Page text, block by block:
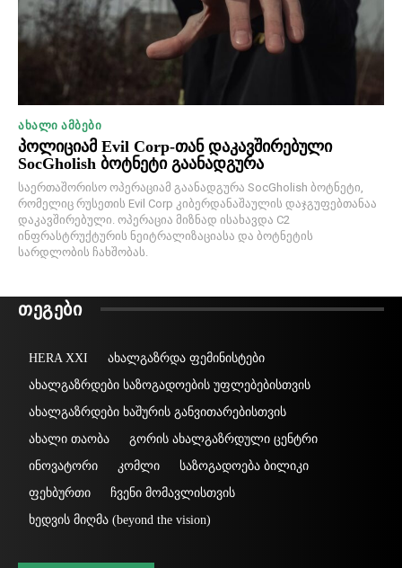
ᲐᲮᲐᲚᲘ ᲐᲛᲑᲔᲑᲘ
პოლიციამ Evil Corp-თან დაკავშირებული
SocGholish ბოტნეტი გაანადგურა
საერთაშორისო ოპერაციამ გაანადგურა SocGholish ბოტნეტი,
რომელიც რუსეთის Evil Corp კიბერდანაშაულის დაჯგუფებთანაა
დაკავშირებული. ოპერაცია მიზნად ისახავდა C2
ინფრასტრუქტურის ნეიტრალიზაციასა და ბოტნეტის
სარდლობის ჩახშობას.
ᲗᲔᲒᲔᲑᲘ
HERA XXI
ახალგაზრდა ფემინისტები
ახალგაზრდები საზოგადოების უფლებებისთვის
ახალგაზრდები ხაშურის განვითარებისთვის
ახალი თაობა
გორის ახალგაზრდული ცენტრი
ინოვატორი
კომლი
საზოგადოება ბილიკი
ფეხბურთი
ჩვენი მომავლისთვის
ხედვის მიღმა (beyond the vision)